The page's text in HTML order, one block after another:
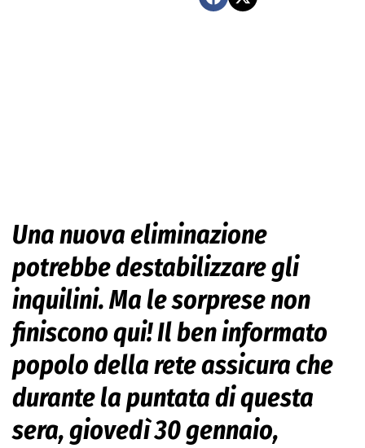
Una nuova eliminazione
potrebbe destabilizzare gli
inquilini. Ma le sorprese non
finiscono qui! Il ben informato
popolo della rete assicura che
durante la puntata di questa
sera, giovedì 30 gennaio,